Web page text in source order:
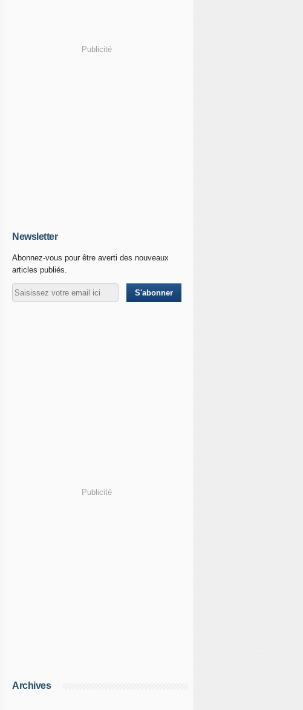
Publicité
Newsletter
Abonnez-vous pour être averti des nouveaux
articles publiés.
Publicité
Archives